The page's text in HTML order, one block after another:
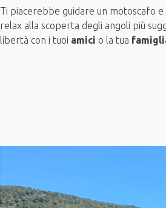
Ti piacerebbe guidare un motoscafo
relax alla scoperta degli angoli più
libertà con i tuoi amici o la tua